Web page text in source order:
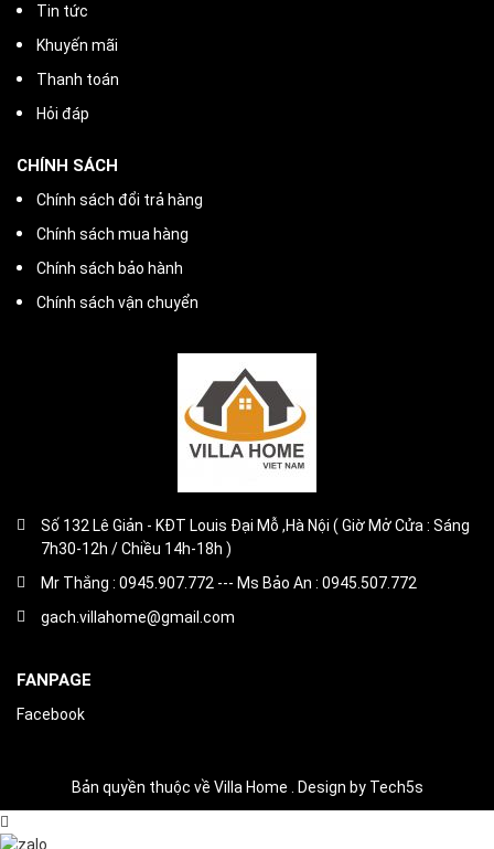
Tin tức
Khuyến mãi
Thanh toán
Hỏi đáp
CHÍNH SÁCH
Chính sách đổi trả hàng
Chính sách mua hàng
Chính sách bảo hành
Chính sách vận chuyển
Số 132 Lê Giản - KĐT Louis Đại Mỗ ,Hà Nội ( Giờ Mở Cửa : Sáng
7h30-12h / Chiều 14h-18h )
Mr Thắng : 0945.907.772 --- Ms Bảo An : 0945.507.772
gach.villahome@gmail.com
FANPAGE
Facebook
Bản quyền thuộc về Villa Home . Design by Tech5s